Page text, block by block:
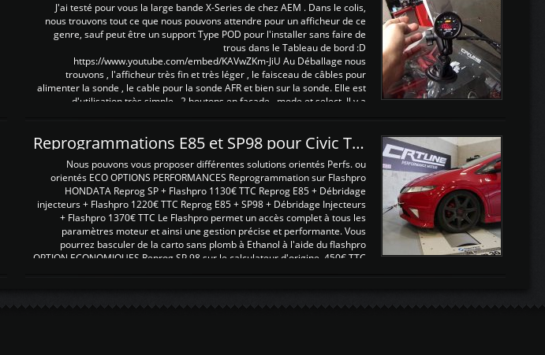
J'ai testé pour vous la large bande X-Series de chez AEM . Dans le colis,
nous trouvons tout ce que nous pouvons attendre pour un afficheur de ce
genre, sauf peut être un support Type POD pour l'installer sans faire de
trous dans le Tableau de bord :D
https://www.youtube.com/embed/KAVwZKm-JiU Au Déballage nous
trouvons , l'afficheur très fin et très léger , le faisceau de câbles pour
alimenter la sonde , le cable pour la sonde AFR et bien sur la sonde. Elle est
d'utilisation très simple , 2 boutons en façade , mode et select. Il y a
Reprogrammations E85 et SP98 pour Civic Type R FN2
Nous pouvons vous proposer différentes solutions orientés Perfs. ou
orientés ECO OPTIONS PERFORMANCES Reprogrammation sur Flashpro
HONDATA Reprog SP + Flashpro 1130€ TTC Reprog E85 + Débridage
injecteurs + Flashpro 1220€ TTC Reprog E85 + SP98 + Débridage Injecteurs
+ Flashpro 1370€ TTC Le Flashpro permet un accès complet à tous les
paramètres moteur et ainsi une gestion précise et performante. Vous
pourrez basculer de la carto sans plomb à Ethanol à l'aide du flashpro
OPTION ECONOMIQUES Reprog SP 98 sur le calculateur d'origine 450€ TTC